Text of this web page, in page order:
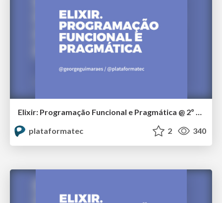
Elixir: Programação Funcional e Pragmática @ 2º Tech Day Curitiba
plataformatec
2 340